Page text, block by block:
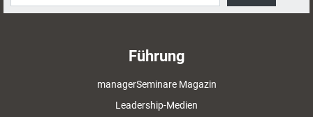
Führung
managerSeminare Magazin
Leadership-Medien